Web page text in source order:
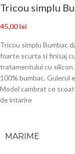
Tricou simplu
45,00lei
Tricou simplu Bumbac
foarte scurta si finisaj
tratamentului cu
100% bumbac. Gulerul
Model cambrat ce
de intarire
MARIME